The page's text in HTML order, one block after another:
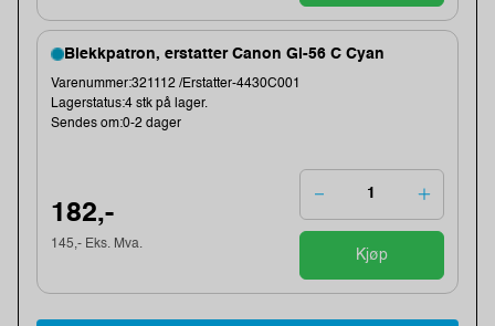
Blekkpatron, erstatter Canon Gi-56 C Cyan
Varenummer:321112 /Erstatter-4430C001
Lagerstatus:4 stk på lager.
Sendes om:0-2 dager
182,-
145,- Eks. Mva.
Kjøp